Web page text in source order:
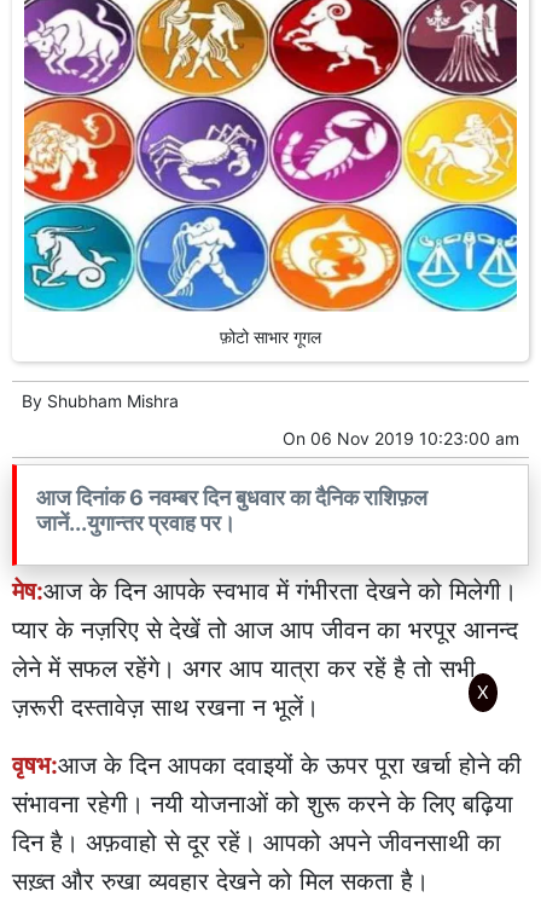
फ़ोटो साभार गूगल
By Shubham Mishra
On 06 Nov 2019 10:23:00 am
आज दिनांक 6 नवम्बर दिन बुधवार का दैनिक राशिफ़ल
जानें...युगान्तर प्रवाह पर।
मेष:आज के दिन आपके स्वभाव में गंभीरता देखने को मिलेगी।
प्यार के नज़रिए से देखें तो आज आप जीवन का भरपूर आनन्द
लेने में सफल रहेंगे। अगर आप यात्रा कर रहें है तो सभी
ज़रूरी दस्तावेज़ साथ रखना न भूलें।
वृषभ:आज के दिन आपका दवाइयों के ऊपर पूरा खर्चा होने की
संभावना रहेगी। नयी योजनाओं को शुरू करने के लिए बढ़िया
दिन है। अफ़वाहो से दूर रहें। आपको अपने जीवनसाथी का
सख़्त और रुखा व्यवहार देखने को मिल सकता है।
X